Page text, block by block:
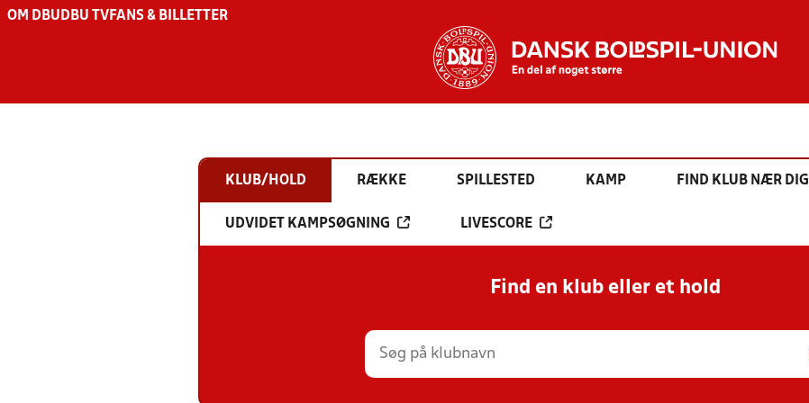
OM DBU DBU TV FANS & BILLETTER
KLUB/HOLD RÆKKE SPILLESTED KAMP FIND KLUB NÆR DIG
UDVIDET KAMPSØGNING LIVESCORE
Find en klub eller et hold